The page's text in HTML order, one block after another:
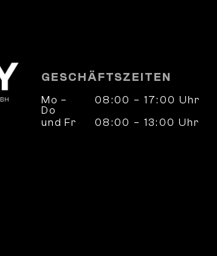
GESCHÄFTSZEITEN
Mo –
Do
08:00 – 17:00 Uhr
und Fr
08:00 – 13:00 Uhr